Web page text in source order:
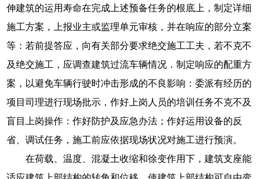
伸建筑的运用寿命在完成上述预备任务的根底上，制定详细
施工方案，上报业主或监理单元审核，并在响应的部分立案
等：若前提答应，向有关部分要求绝交施工工夫，若不克不
及绝交施工，应调查建筑过流车辆情况．制定响应的配重方
案，以避免车辆行驶时冲击形成的不良影响：委派有经历的
项目司理进行现场批示，作好上岗人员的培训任务不克不及
盲目上岗操作：作好防护及应急办法；作好运用设备的反
省、调试任务，施工前应依据现场状况对施工进行预演。
在荷载、温度、混凝土收缩和徐变作用下，建筑支座能